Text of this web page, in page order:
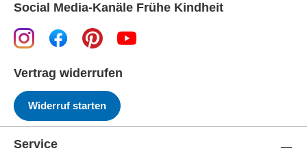
Social Media-Kanäle Frühe Kindheit
Vertrag widerrufen
Widerruf starten
Service